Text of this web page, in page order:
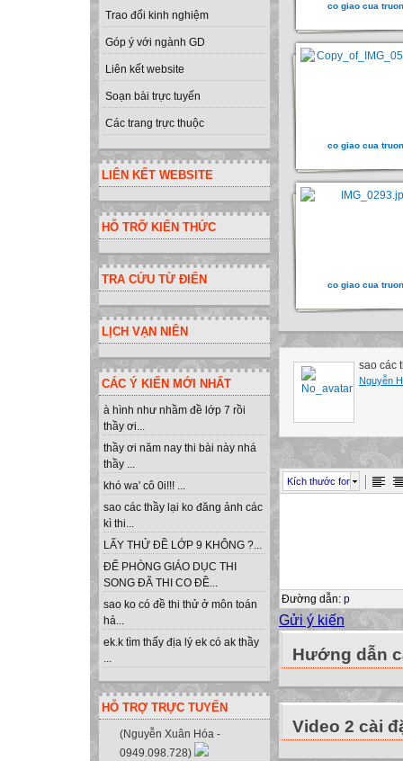
Trao đổi kinh nghiệm
Góp ý với ngành GD
Liên kết website
Soạn bài trực tuyến
Các trang trực thuộc
LIÊN KẾT WEBSITE
HỖ TRỠ KIẾN THỨC
TRA CỨU TỪ ĐIỂN
LỊCH VẠN NIÊN
CÁC Ý KIẾN MỚI NHẤT
à hình như nhầm đề lớp 7 rồi
thầy ơi...
thầy ơi năm nay thi bài này nhá
thầy ...
khó wa' cô 0i!!! ...
sao các thầy lại ko đăng ảnh các
kì thi...
LẤY THỬ ĐỀ LỚP 9 KHÔNG ?...
ĐỂ PHÒNG GIÁO DỤC THI
SONG ĐÃ THI CO ĐỀ...
sao ko có đề thi thử ở môn toán
hả...
ek.k tìm thấy địa lý ek có ak thầy
...
HỖ TRỢ TRỰC TUYẾN
(Nguyễn Xuân Hóa -
0949.098.728)
co giao cua
co giao cua
co giao cua
sao các
Nguyễn
Kích thước font
Đường dẫn: p
Gửi ý kiến
Hướng dẫn
Video 2 cài